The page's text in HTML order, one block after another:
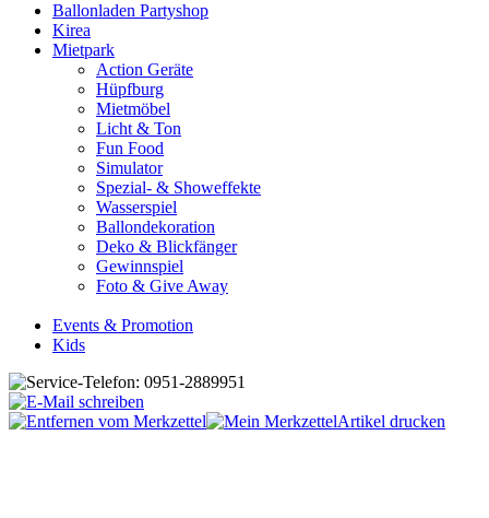
Ballonladen Partyshop
Kirea
Mietpark
Action Geräte
Hüpfburg
Mietmöbel
Licht & Ton
Fun Food
Simulator
Spezial- & Showeffekte
Wasserspiel
Ballondekoration
Deko & Blickfänger
Gewinnspiel
Foto & Give Away
Events & Promotion
Kids
Artikel drucken